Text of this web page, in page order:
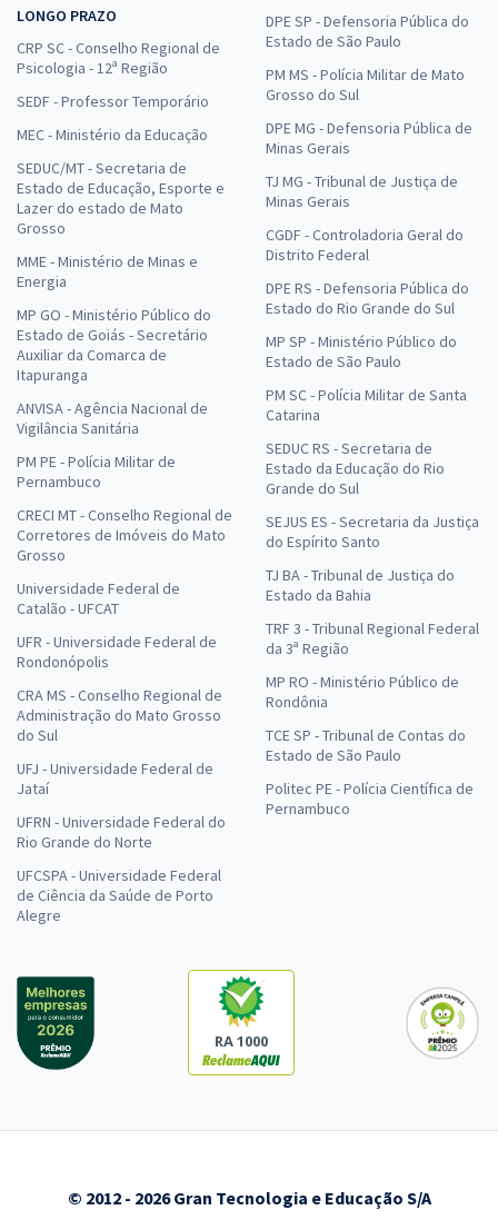
LONGO PRAZO
CRP SC - Conselho Regional de
Psicologia - 12ª Região
SEDF - Professor Temporário
MEC - Ministério da Educação
SEDUC/MT - Secretaria de
Estado de Educação, Esporte e
Lazer do estado de Mato
Grosso
MME - Ministério de Minas e
Energia
MP GO - Ministério Público do
Estado de Goiás - Secretário
Auxiliar da Comarca de
Itapuranga
ANVISA - Agência Nacional de
Vigilância Sanitária
PM PE - Polícia Militar de
Pernambuco
CRECI MT - Conselho Regional de
Corretores de Imóveis do Mato
Grosso
Universidade Federal de
Catalão - UFCAT
UFR - Universidade Federal de
Rondonópolis
CRA MS - Conselho Regional de
Administração do Mato Grosso
do Sul
UFJ - Universidade Federal de
Jataí
UFRN - Universidade Federal do
Rio Grande do Norte
UFCSPA - Universidade Federal
de Ciência da Saúde de Porto
Alegre
DPE SP - Defensoria Pública do
Estado de São Paulo
PM MS - Polícia Militar de Mato
Grosso do Sul
DPE MG - Defensoria Pública de
Minas Gerais
TJ MG - Tribunal de Justiça de
Minas Gerais
CGDF - Controladoria Geral do
Distrito Federal
DPE RS - Defensoria Pública do
Estado do Rio Grande do Sul
MP SP - Ministério Público do
Estado de São Paulo
PM SC - Polícia Militar de Santa
Catarina
SEDUC RS - Secretaria de
Estado da Educação do Rio
Grande do Sul
SEJUS ES - Secretaria da Justiça
do Espírito Santo
TJ BA - Tribunal de Justiça do
Estado da Bahia
TRF 3 - Tribunal Regional Federal
da 3ª Região
MP RO - Ministério Público de
Rondônia
TCE SP - Tribunal de Contas do
Estado de São Paulo
Politec PE - Polícia Científica de
Pernambuco
RA 1000
© 2012 - 2026 Gran Tecnologia e Educação S/A